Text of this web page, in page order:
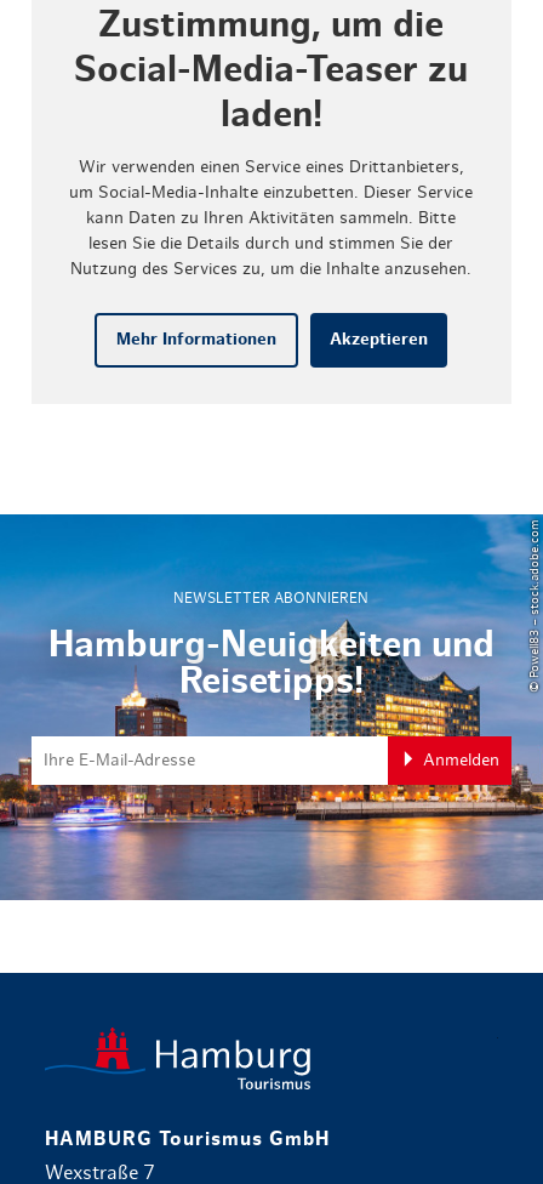
Zustimmung, um die
Social-Media-Teaser zu
laden!
Wir verwenden einen Service eines Drittanbieters,
um Social-Media-Inhalte einzubetten. Dieser Service
kann Daten zu Ihren Aktivitäten sammeln. Bitte
lesen Sie die Details durch und stimmen Sie der
Nutzung des Services zu, um die Inhalte anzusehen.
Mehr Informationen Akzeptieren
NEWSLETTER ABONNIEREN
Hamburg-Neuigkeiten und
Reisetipps!
Anmelden
© Powell83 – stock.adobe.com
HAMBURG Tourismus GmbH
Wexstraße 7